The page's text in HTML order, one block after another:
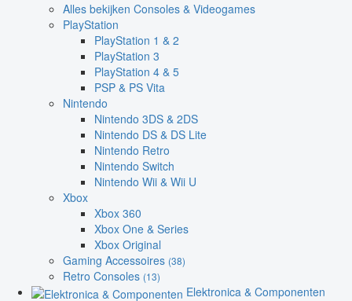
Alles bekijken Consoles & Videogames
PlayStation
PlayStation 1 & 2
PlayStation 3
PlayStation 4 & 5
PSP & PS Vita
Nintendo
Nintendo 3DS & 2DS
Nintendo DS & DS Lite
Nintendo Retro
Nintendo Switch
Nintendo Wii & Wii U
Xbox
Xbox 360
Xbox One & Series
Xbox Original
Gaming Accessoires (38)
Retro Consoles (13)
Elektronica & Componenten